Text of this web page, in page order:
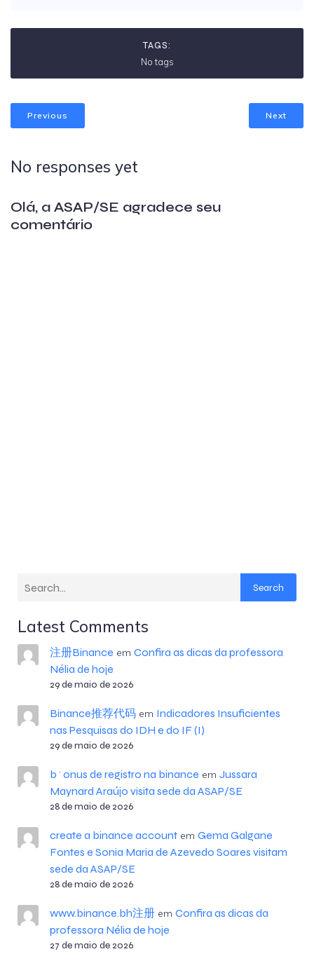
TAGS:
No tags
Previous Next
No responses yet
Olá, a ASAP/SE agradece seu
comentário
Search
Latest Comments
注册Binance em Confira as dicas da professora
Nélia de hoje
29 de maio de 2026
Binance推荐代码em Indicadores Insuficientes
nas Pesquisas do IDH e do IF (I)
29 de maio de 2026
b^onus de registro na binance em Jussara
Maynard Araújo visita sede da ASAP/SE
28 de maio de 2026
create a binance accountem Gema Galgane
Fontes e Sonia Maria de Azevedo Soares visitam
sede da ASAP/SE
28 de maio de 2026
www.binance.bh注册em Confira as dicas da
professora Nélia de hoje
27 de maio de 2026